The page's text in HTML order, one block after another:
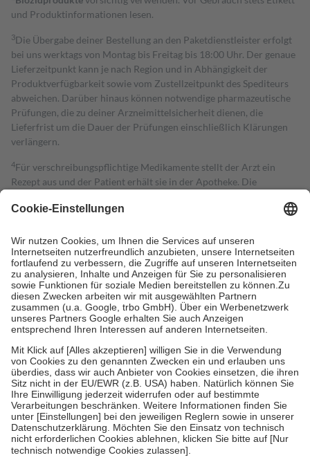
und Produktinformationen lesen.
3Die Übergabe deiner Bestellung an den Paketdienstleister erfolgt
bei uns werktags von Montag bis Freitag bis 18:00 Uhr. Der genaue
Lieferzeitpunkt kann je nach Region und in Abhängigkeit der
Produktverfügbarkeit sowie vom Zustellzeitpunkt des Spediteurs
abweichen. Darüber hinaus können notwendige pharmazeutische
Prüfungen, die zu deiner Arzneimittelsicherheit dienen, die
Lieferfrist um die Dauer der Prüfungen einschließlich Klärungen
verlängern.
4Für verschreibungspflichtige Medikamente stellt der Arzt ein
Rezept aus und der Patient erhält sie in der Apotheke. Die
Kosten dafür, der Versicherte trägt einen Teil davon als Zuzahlung
Grundsätzlich leisten Mitglieder Zuzahlungen in Höhe von zehn
Prozent des Abgabepreises,mindestensjedochfünf Euround
höchstens zehn Euro.Es sind jedoch nie mehr als die tatsächlichen
Kosten der Leistung zu entrichten.
Diese Regeln gelten grundsätzlich auch für Online-Apotheken.
Bei Heilmitteln und häuslicher Krankenpflege beträgt die
Zuzahlung zehn Prozent der Kosten sowie zehn Euro je
Um das Engagement der Versicherten für ihre eigene Gesundheit zu
stärken und die besondere Stellung der Familie zu unterstützen,
fallenkeine Zuzahlungen an bei:
• Kindern und Jugendlichen bis zum vollendeten 18. Lebensjahr
mit Ausnahme der Fahrkosten
• Untersuchungen zur Vorsorge und Früherkennung, die von der
GKV getragen werden
• empfohlenen Schutzimpfungen